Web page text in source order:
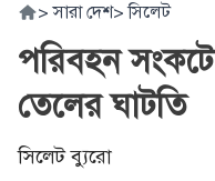
> সারা দেশ> সিলেট
পরিবহন
তেলের ঘাটতি
সিলেট ব্যুরো